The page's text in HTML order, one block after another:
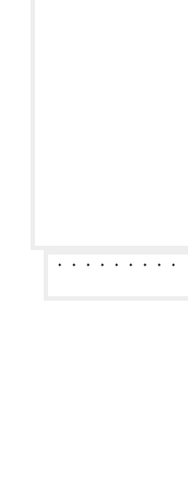
・・・・・・・・・